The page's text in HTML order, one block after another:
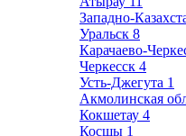
Западно-
Уральск 8
Карачаево-
Черкесск 4
Усть-Джегута 1
Акмолинская
Кокшетау 4
Косшы 1